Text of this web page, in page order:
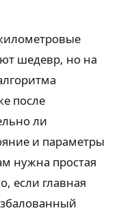
шедевр, но на
после
ли
и параметры
нужна простая
если главная